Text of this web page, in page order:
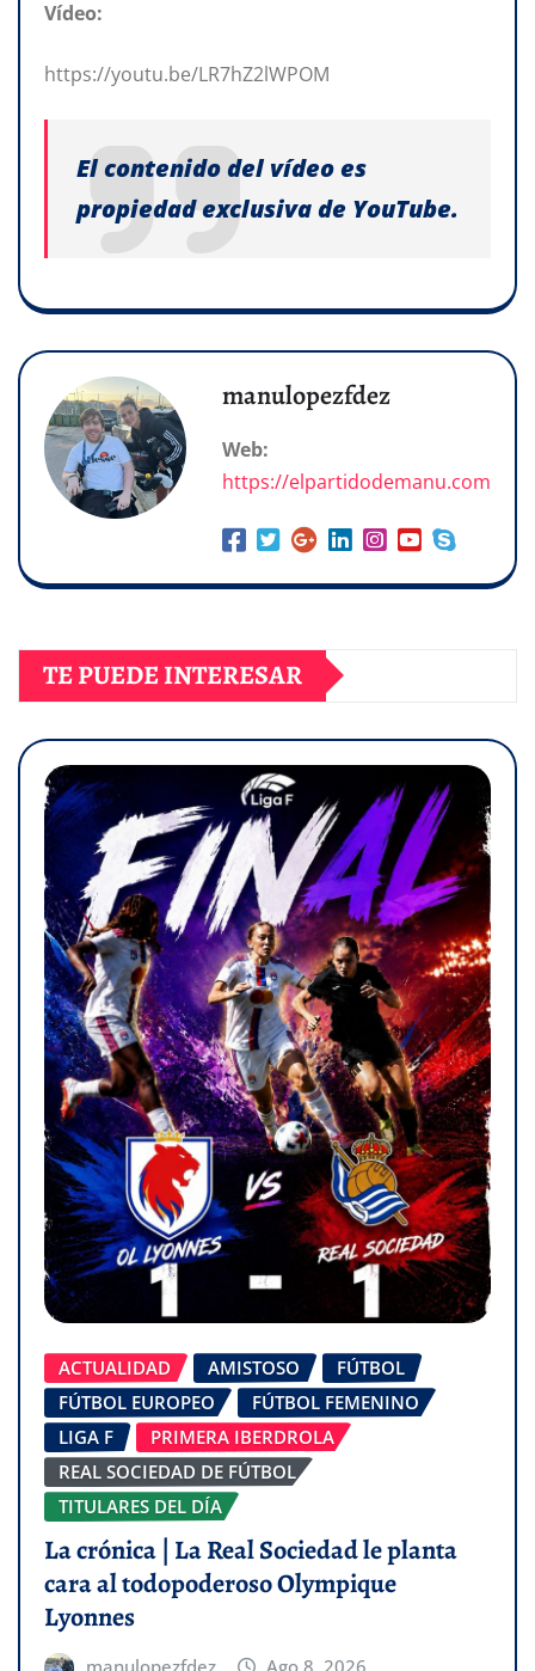
Vídeo:
https://youtu.be/LR7hZ2lWPOM
El contenido del vídeo es
propiedad exclusiva de YouTube.
manulopezfdez
Web:
https://elpartidodemanu.com
TE PUEDE INTERESAR
ACTUALIDAD AMISTOSO
FÚTBOL
FÚTBOL EUROPEO
FÚTBOL FEMENINO
LIGA F
PRIMERA IBERDROLA
REAL SOCIEDAD DE FÚTBOL
TITULARES DEL DÍA
La crónica | La Real Sociedad le planta
cara al todopoderoso Olympique
Lyonnes
manulopezfdez Ago 8, 2026